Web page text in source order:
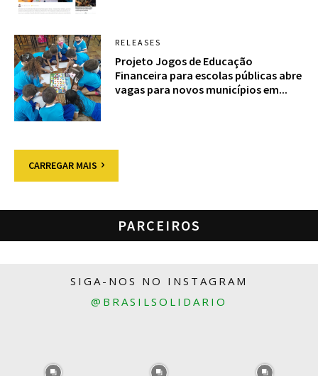
RELEASES
Projeto Jogos de Educação
Financeira para escolas públicas abre
vagas para novos municípios em...
CARREGAR MAIS
PARCEIROS
SIGA-NOS NO INSTAGRAM
@BRASILSOLIDARIO